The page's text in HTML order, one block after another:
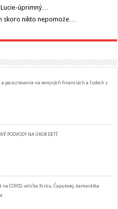
úprimný…
skoro nikto nepomože…
parazitovanie na verejných financiách a ľudoch z
PODVODY NA ÚKOR DETÍ
na COVID, volička Kisku, Čaputovej, kamarátka